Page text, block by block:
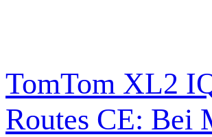
TomTom XL2
Routes CE: Bei